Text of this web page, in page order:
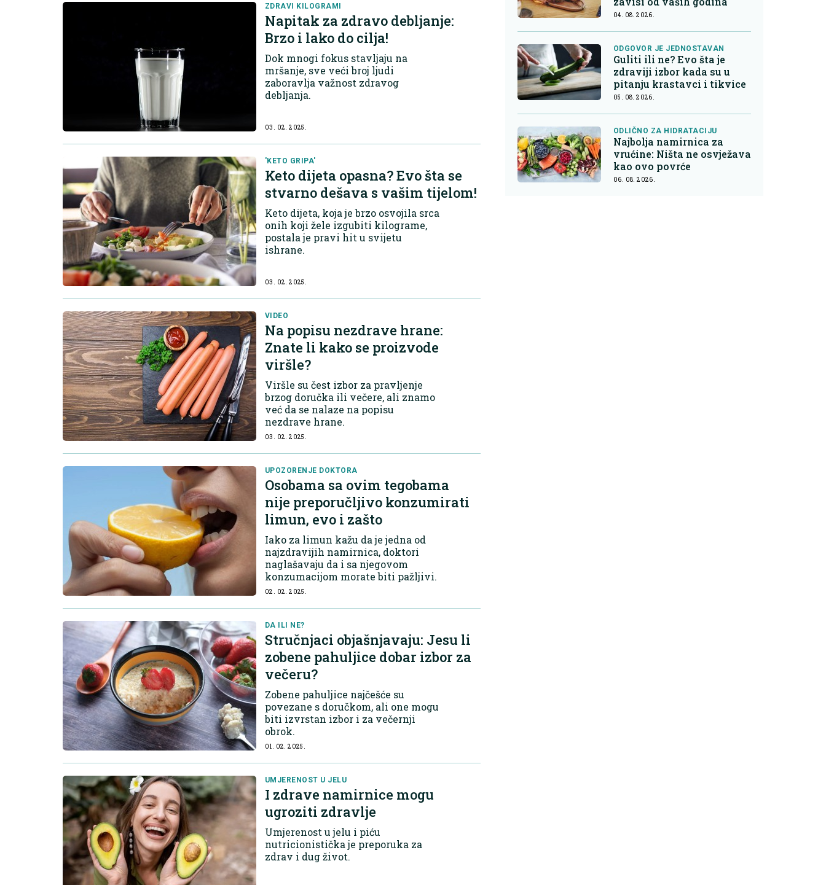
ZDRAVI KILOGRAMI
Napitak za zdravo debljanje:
Brzo i lako do cilja!
Dok mnogi fokus stavljaju na
mršanje, sve veći broj ljudi
zaboravlja važnost zdravog
debljanja.
03. 02. 2025.
'KETO GRIPA'
Keto dijeta opasna? Evo šta se
stvarno dešava s vašim tijelom!
Keto dijeta, koja je brzo osvojila srca
onih koji žele izgubiti kilograme,
postala je pravi hit u svijetu
ishrane.
03. 02. 2025.
VIDEO
Na popisu nezdrave hrane:
Znate li kako se proizvode
viršle?
Viršle su čest izbor za pravljenje
brzog doručka ili večere, ali znamo
već da se nalaze na popisu
nezdrave hrane.
03. 02. 2025.
UPOZORENJE DOKTORA
Osobama sa ovim tegobama
nije preporučljivo konzumirati
limun, evo i zašto
Iako za limun kažu da je jedna od
najzdravijih namirnica, doktori
naglašavaju da i sa njegovom
konzumacijom morate biti pažljivi.
02. 02. 2025.
DA ILI NE?
Stručnjaci objašnjavaju: Jesu li
zobene pahuljice dobar izbor za
večeru?
Zobene pahuljice najčešće su
povezane s doručkom, ali one mogu
biti izvrstan izbor i za večernji
obrok.
01. 02. 2025.
UMJERENOST U JELU
I zdrave namirnice mogu
ugroziti zdravlje
Umjerenost u jelu i piću
nutricionistička je preporuka za
zdrav i dug život.
04. 08. 2026.
ODGOVOR JE JEDNOSTAVAN
Guliti ili ne? Evo šta je
zdraviji izbor kada su u
pitanju krastavci i tikvice
05. 08. 2026.
ODLIČNO ZA HIDRATACIJU
Najbolja namirnica za
vrućine: Ništa ne osvježava
kao ovo povrće
06. 08. 2026.